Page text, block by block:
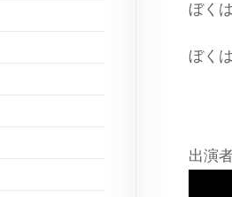
ぼく
ぼく
出演